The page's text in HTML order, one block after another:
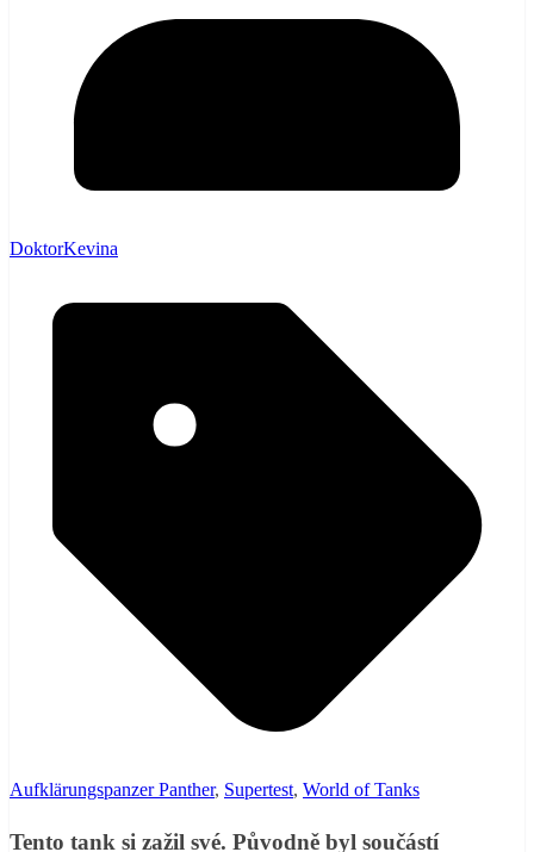
DoktorKevina
Aufklärungspanzer Panther, Supertest, World of Tanks
Tento tank si zažil své. Původně byl součástí